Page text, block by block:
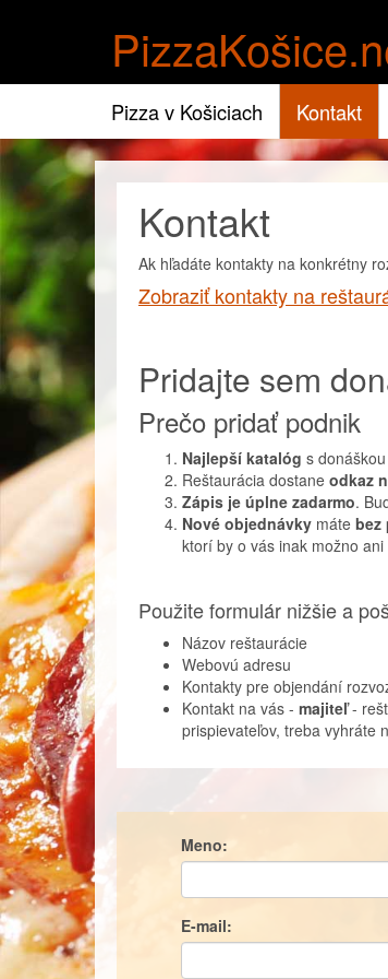
Pizza v Košiciach Kontakt
Kontakt
Ak hľadáte kontakty na konkrétny
Zobraziť kontakty na
Pridajte sem
Prečo pridať podnik
Najlepší katalóg s
Reštaurácia dostane odkaz
Zápis je úplne zadarmo.
Nové objednávky máte bez
ktorí by o vás inak možno ani
Použite formulár nižšie a
Názov reštaurácie
Webovú adresu
Kontakty pre objendání
Kontakt na vás - majiteľ-
prispievateľov, treba vyhráte
Meno:
E-mail: